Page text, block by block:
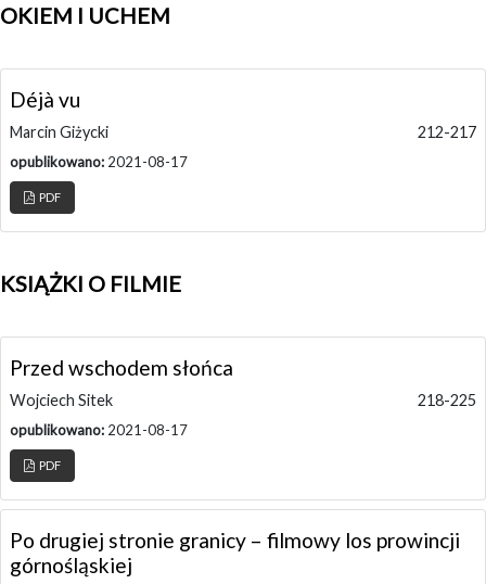
OKIEM I UCHEM
Déjà vu
Marcin Giżycki 212-217
opublikowano: 2021-08-17
PDF
KSIĄŻKI O FILMIE
Przed wschodem słońca
Wojciech Sitek 218-225
opublikowano: 2021-08-17
PDF
Po drugiej stronie granicy – filmowy los prowincji
górnośląskiej